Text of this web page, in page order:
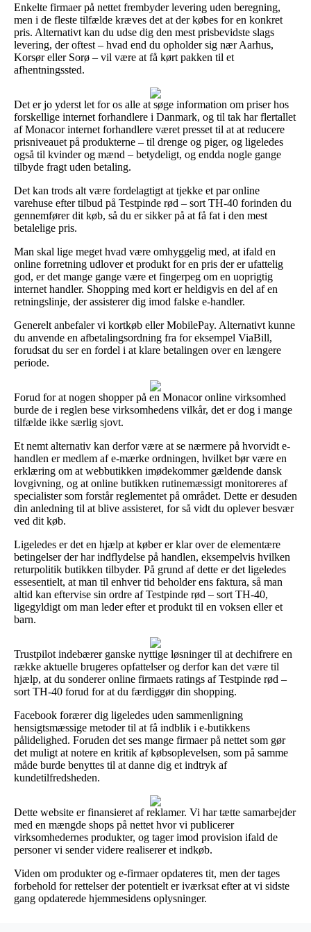
Enkelte firmaer på nettet frembyder levering uden beregning,
men i de fleste tilfælde kræves det at der købes for en konkret
pris. Alternativt kan du udse dig den mest prisbevidste slags
levering, der oftest – hvad end du opholder sig nær Aarhus,
Korsør eller Sorø – vil være at få kørt pakken til et
afhentningssted.
Det er jo yderst let for os alle at søge information om priser hos
forskellige internet forhandlere i Danmark, og til tak har flertallet
af Monacor internet forhandlere været presset til at at reducere
prisniveauet på produkterne – til drenge og piger, og ligeledes
også til kvinder og mænd – betydeligt, og endda nogle gange
tilbyde fragt uden betaling.
Det kan trods alt være fordelagtigt at tjekke et par online
varehuse efter tilbud på Testpinde rød – sort TH-40 forinden du
gennemfører dit køb, så du er sikker på at få fat i den mest
betalelige pris.
Man skal lige meget hvad være omhyggelig med, at ifald en
online forretning udlover et produkt for en pris der er ufattelig
god, er det mange gange være et fingerpeg om en uoprigtig
internet handler. Shopping med kort er heldigvis en del af en
retningslinje, der assisterer dig imod falske e-handler.
Generelt anbefaler vi kortkøb eller MobilePay. Alternativt kunne
du anvende en afbetalingsordning fra for eksempel ViaBill,
forudsat du ser en fordel i at klare betalingen over en længere
periode.
Forud for at nogen shopper på en Monacor online virksomhed
burde de i reglen bese virksomhedens vilkår, det er dog i mange
tilfælde ikke særlig sjovt.
Et nemt alternativ kan derfor være at se nærmere på hvorvidt e-
handlen er medlem af e-mærke ordningen, hvilket bør være en
erklæring om at webbutikken imødekommer gældende dansk
lovgivning, og at online butikken rutinemæssigt monitoreres af
specialister som forstår reglementet på området. Dette er desuden
din anledning til at blive assisteret, for så vidt du oplever besvær
ved dit køb.
Ligeledes er det en hjælp at køber er klar over de elementære
betingelser der har indflydelse på handlen, eksempelvis hvilken
returpolitik butikken tilbyder. På grund af dette er det ligeledes
essesentielt, at man til enhver tid beholder ens faktura, så man
altid kan eftervise sin ordre af Testpinde rød – sort TH-40,
ligegyldigt om man leder efter et produkt til en voksen eller et
barn.
Trustpilot indebærer ganske nyttige løsninger til at dechifrere en
række aktuelle brugeres opfattelser og derfor kan det være til
hjælp, at du sonderer online firmaets ratings af Testpinde rød –
sort TH-40 forud for at du færdiggør din shopping.
Facebook forærer dig ligeledes uden sammenligning
hensigtsmæssige metoder til at få indblik i e-butikkens
pålidelighed. Foruden det ses mange firmaer på nettet som gør
det muligt at notere en kritik af købsoplevelsen, som på samme
måde burde benyttes til at danne dig et indtryk af
kundetilfredsheden.
Dette website er finansieret af reklamer. Vi har tætte samarbejder
med en mængde shops på nettet hvor vi publicerer
virksomhedernes produkter, og tager imod provision ifald de
personer vi sender videre realiserer et indkøb.
Viden om produkter og e-firmaer opdateres tit, men der tages
forbehold for rettelser der potentielt er iværksat efter at vi sidste
gang opdaterede hjemmesidens oplysninger.